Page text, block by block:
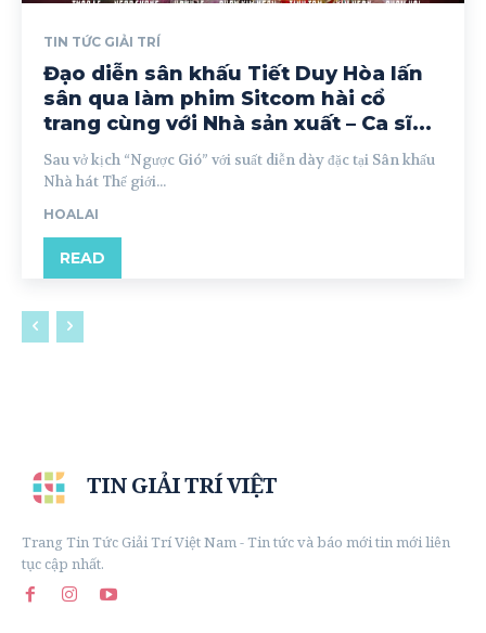
TIN TỨC GIẢI TRÍ
Đạo diễn sân khấu Tiết Duy Hòa lấn
sân qua làm phim Sitcom hài cổ
trang cùng với Nhà sản xuất – Ca sĩ...
Sau vở kịch “Ngược Gió” với suất diễn dày đặc tại Sân khấu
Nhà hát Thế giới...
HOALAI
READ
TIN GIẢI TRÍ VIỆT
Trang Tin Tức Giải Trí Việt Nam - Tin tức và báo mới tin mới liên
tục cập nhất.